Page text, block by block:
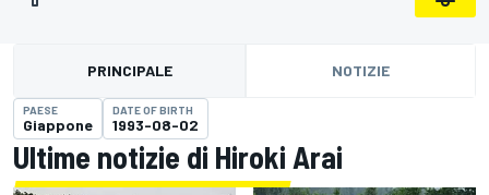
PRINCIPALE NOTIZIE
PAESE
Giappone
DATE OF BIRTH
1993-08-02
Ultime notizie di Hiroki Arai